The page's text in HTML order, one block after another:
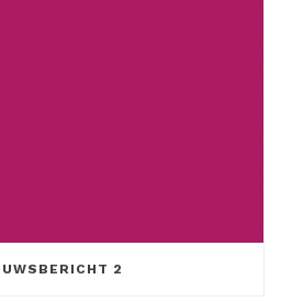
2